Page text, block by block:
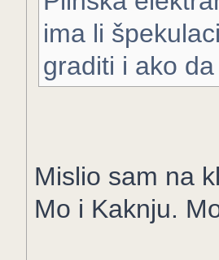
ima li
graditi i ako
Mislio sam na
Mo i Kaknju.